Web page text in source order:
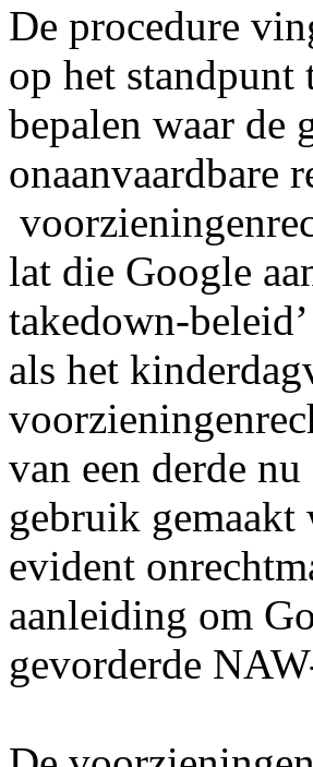
De procedure
op het standpunt
bepalen waar de
onaanvaardbare
lat die Google
takedown-
als het
van een derde
gebruik gemaakt
evident
aanleiding om
gevorderde